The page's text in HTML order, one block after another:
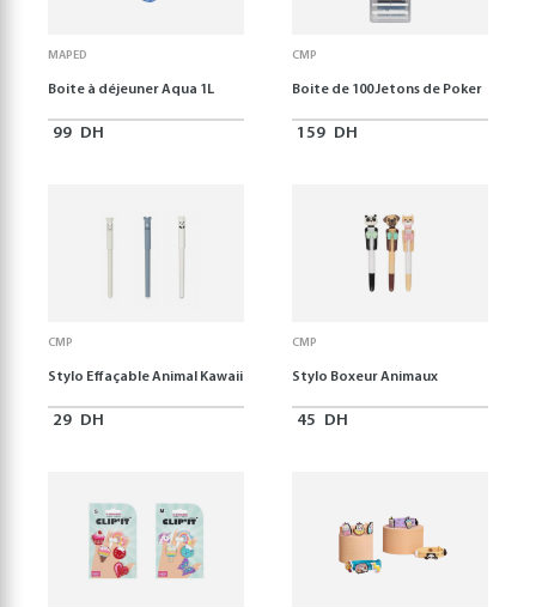
MAPED
Boite à déjeuner Aqua 1L
99 DH
CMP
Boite de 100 Jetons de Poker
159 DH
CMP
Stylo Effaçable Animal Kawaii
29 DH
CMP
Stylo Boxeur Animaux
45 DH